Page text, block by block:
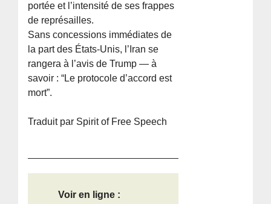
portée et l’intensité de ses frappes
de représailles.
Sans concessions immédiates de
la part des États-Unis, l’Iran se
rangera à l’avis de Trump — à
savoir : “Le protocole d’accord est
mort”.
Traduit par Spirit of Free Speech
Voir en ligne :